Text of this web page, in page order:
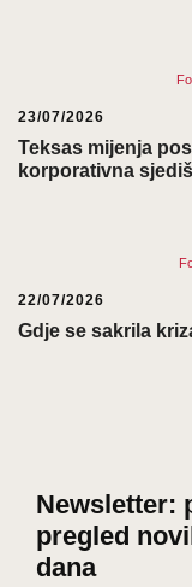
23/07/2026
Teksas mijenja
korporativna
22/07/2026
Gdje se sakrila
Newsletter:
pregled
dana